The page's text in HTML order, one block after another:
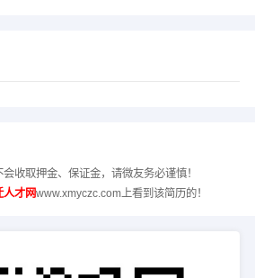
收取押金、保证金，请微友务必谨慎！
人才网www.xmyczc.com上看到该简历的！